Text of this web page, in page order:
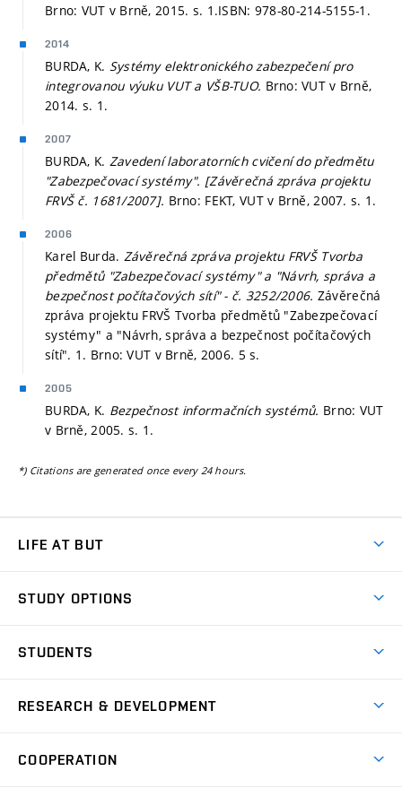
Brno: VUT v Brně, 2015. s. 1.ISBN: 978-80-214-5155-1.
2014
BURDA, K. Systémy elektronického zabezpečení pro
integrovanou výuku VUT a VŠB-TUO. Brno: VUT v Brně,
2014. s. 1.
2007
BURDA, K. Zavedení laboratorních cvičení do předmětu
"Zabezpečovací systémy". [Závěrečná zpráva projektu
FRVŠ č. 1681/2007]. Brno: FEKT, VUT v Brně, 2007.s. 1.
2006
Karel Burda. Závěrečná zpráva projektu FRVŠ Tvorba
předmětů "Zabezpečovací systémy" a "Návrh, správa a
bezpečnost počítačových sítí" - č. 3252/2006. Závěrečná
zpráva projektu FRVŠ Tvorba předmětů "Zabezpečovací
systémy" a "Návrh, správa a bezpečnost počítačových
sítí". 1. Brno: VUT v Brně, 2006. 5 s.
2005
BURDA, K. Bezpečnost informačních systémů. Brno: VUT
v Brně, 2005. s. 1.
*) Citations are generated once every 24 hours.
LIFE AT BUT
Dormitories
Sport
Practical guide
STUDY OPTIONS
Degree studies in English
E-application
STUDENTS
Academic year schedule
Welcome week
Entrepreneurship Support
RESEARCH & DEVELOPMENT
at BUT
COOPERATION